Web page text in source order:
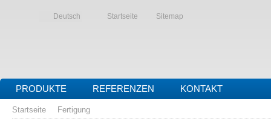
Deutsch Startseite Sitemap
PRODUKTE REFERENZEN KONTAKT
Startseite Fertigung